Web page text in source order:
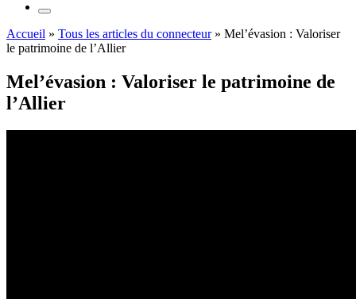
Accueil » Tous les articles du connecteur» Mel’évasion : Valoriser
le patrimoine de l’Allier
Mel’évasion : Valoriser le patrimoine de
l’Allier